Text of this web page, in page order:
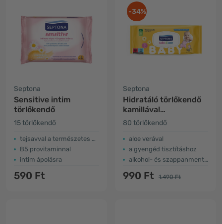
Septona
Sensitive intim
törlőkendő
15 törlőkendő
tejsavval a természetes pH-ért
B5 provitaminnal
intim ápolásra
590 Ft
-34%
Septona
Hidratáló törlőkendő
kamillával
gyerekeknek
80 törlőkendő
aloe verával
a gyengéd tisztításhoz
alkohol- és szappanmentes
990 Ft 1.490 Ft